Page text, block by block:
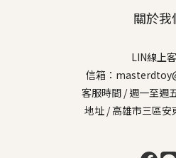
關於我
LIN線上
信箱：
客服時間 / 週一至週
地址 / 高雄市三區安